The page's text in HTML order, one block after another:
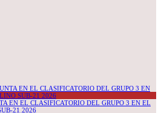
EN EL CLASIFICATORIO DEL GRUPO 3 EN EL
21 2026